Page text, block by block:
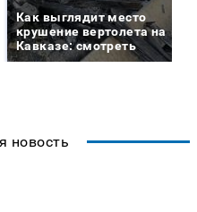
Как выглядит место
крушение вертолета на
Кавказе: смотреть
новость